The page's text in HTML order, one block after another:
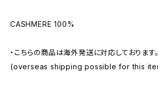
CASHMERE 100%
・こちらの商品は海外発送に対応しております。
(overseas shipping possible for this